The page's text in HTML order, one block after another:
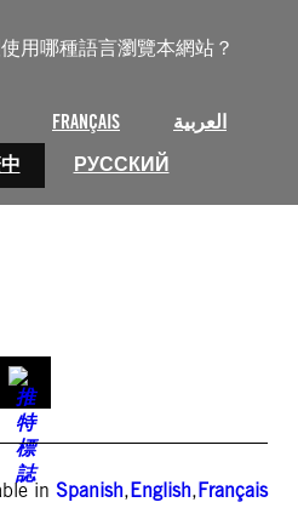
用哪種語言瀏覽本網站？
FRANÇAIS
العربية
РУССКИЙ
in Spanish,English,Français